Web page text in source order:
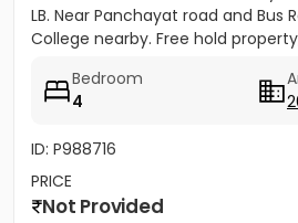
LB. Near Panchayat road and Bus
College nearby. Free hold
Bedroom
4
ID: P988716
PRICE
Not Provided